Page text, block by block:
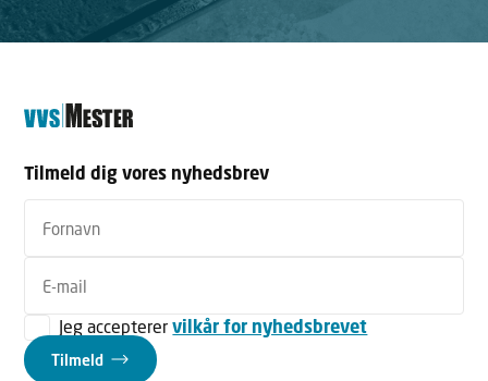
Tilmeld dig vores nyhedsbrev
Jeg accepterervilkår for nyhedsbrevet
Tilmeld